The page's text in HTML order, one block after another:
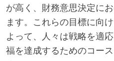
が高く、財務意思決定に
ます。これらの目標に向
よって、人々は戦略を適
福を達成するためのコー